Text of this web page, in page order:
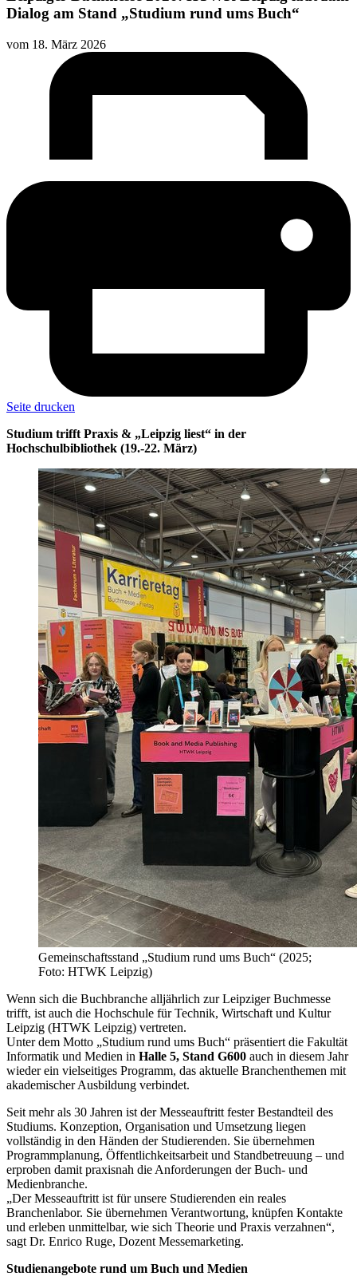
Dialog am Stand „Studium rund ums Buch“
vom 18. März 2026
Seite drucken
Studium trifft Praxis & „Leipzig liest“ in der
Hochschulbibliothek (19.-22. März)
Gemeinschaftsstand „Studium rund ums Buch“ (2025;
Foto: HTWK Leipzig)
Wenn sich die Buchbranche alljährlich zur Leipziger Buchmesse
trifft, ist auch die Hochschule für Technik, Wirtschaft und Kultur
Leipzig (HTWK Leipzig) vertreten.
Unter dem Motto „Studium rund ums Buch“ präsentiert die Fakultät
Informatik und Medien in Halle 5, Stand G600 auch in diesem Jahr
wieder ein vielseitiges Programm, das aktuelle Branchenthemen mit
akademischer Ausbildung verbindet.
Seit mehr als 30 Jahren ist der Messeauftritt fester Bestandteil des
Studiums. Konzeption, Organisation und Umsetzung liegen
vollständig in den Händen der Studierenden. Sie übernehmen
Programmplanung, Öffentlichkeitsarbeit und Standbetreuung – und
erproben damit praxisnah die Anforderungen der Buch- und
Medienbranche.
„Der Messeauftritt ist für unsere Studierenden ein reales
Branchenlabor. Sie übernehmen Verantwortung, knüpfen Kontakte
und erleben unmittelbar, wie sich Theorie und Praxis verzahnen“,
sagt Dr. Enrico Ruge, Dozent Messemarketing.
Studienangebote rund um Buch und Medien